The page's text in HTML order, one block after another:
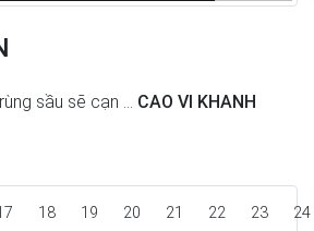
sầu sẽ cạn ... CAO VI KHANH
18 19 20 21 22 23 24